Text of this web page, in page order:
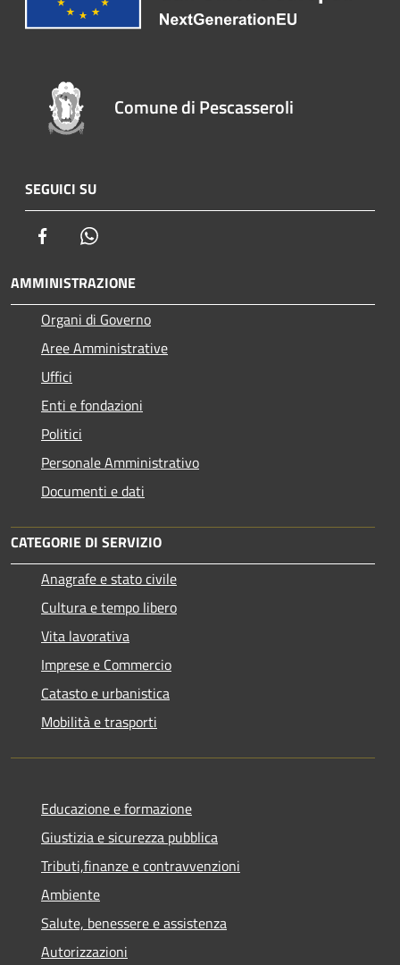
Comune di Pescasseroli
SEGUICI SU
Facebook
AMMINISTRAZIONE
Organi di Governo
Aree Amministrative
Uffici
Enti e fondazioni
Politici
Personale Amministrativo
Documenti e dati
CATEGORIE DI SERVIZIO
Anagrafe e stato civile
Cultura e tempo libero
Vita lavorativa
Imprese e Commercio
Catasto e urbanistica
Mobilità e trasporti
Educazione e formazione
Giustizia e sicurezza pubblica
Tributi,finanze e contravvenzioni
Ambiente
Salute, benessere e assistenza
Autorizzazioni